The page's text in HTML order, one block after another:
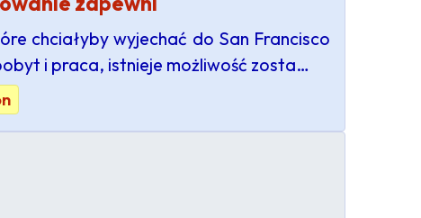
chciałyby wyjechać do San Francisco
i praca, istnieje możliwość zosta…